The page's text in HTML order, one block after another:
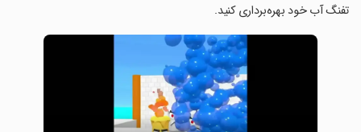
تفنگ آب خود بهره‌برداری کنید.